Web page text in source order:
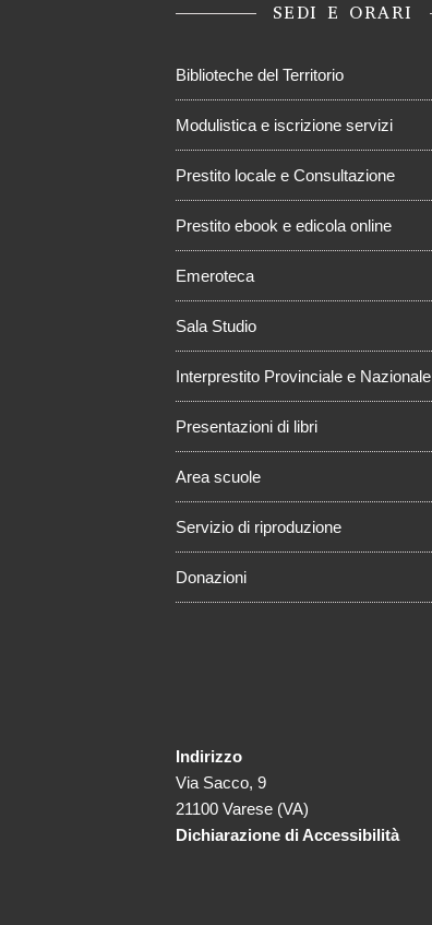
SEDI E ORARI
Biblioteche del Territorio
Modulistica e iscrizione servizi
Prestito locale e Consultazione
Prestito ebook e edicola online
Emeroteca
Sala Studio
Interprestito Provinciale e Nazionale
Presentazioni di libri
Area scuole
Servizio di riproduzione
Donazioni
Indirizzo
Via Sacco, 9
21100 Varese (VA)
Dichiarazione di Accessibilità